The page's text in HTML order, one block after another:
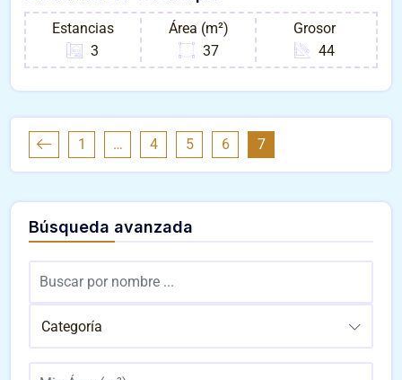
Estancias
3
Área (m²)
37
Grosor
44
1 … 4 5 6 7
Búsqueda avanzada
Categoría